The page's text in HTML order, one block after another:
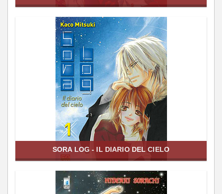
SORA LOG - IL DIARIO DEL CIELO